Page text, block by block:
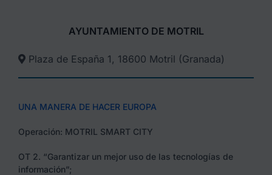
AYUNTAMIENTO DE MOTRIL
Plaza de España 1, 18600 Motril (Granada)​
UNA MANERA DE HACER EUROPA
Operación: MOTRIL SMART CITY
OT 2. “Garantizar un mejor uso de las tecnologías de
información”;